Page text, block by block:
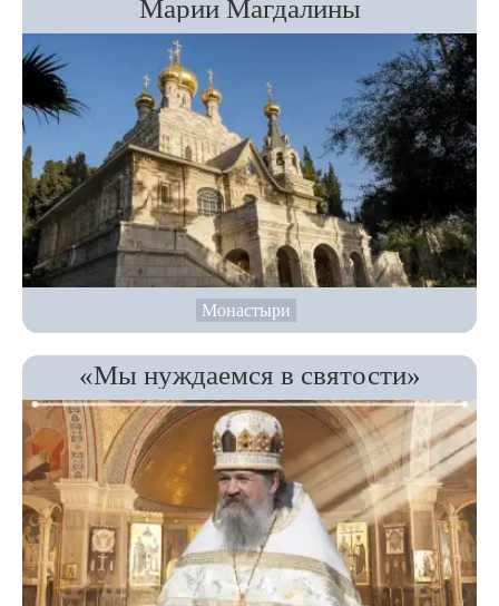
Марии Магдалины
Монастыри
«Мы нуждаемся в святости»